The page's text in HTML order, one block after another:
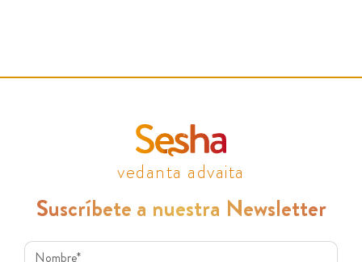
vedanta advaita
Suscríbete a nuestra Newsletter